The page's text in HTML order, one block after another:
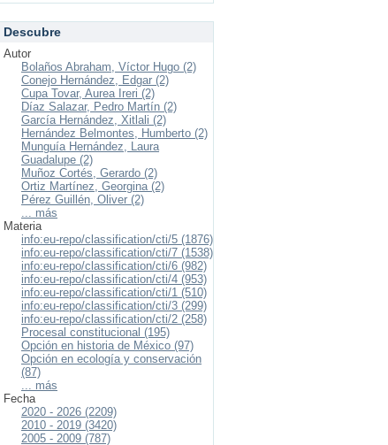
Descubre
Autor
Bolaños Abraham, Víctor Hugo (2)
Conejo Hernández, Edgar (2)
Cupa Tovar, Aurea Ireri (2)
Díaz Salazar, Pedro Martín (2)
García Hernández, Xitlali (2)
Hernández Belmontes, Humberto (2)
Munguía Hernández, Laura
Guadalupe (2)
Muñoz Cortés, Gerardo (2)
Ortiz Martínez, Georgina (2)
Pérez Guillén, Oliver (2)
... más
Materia
info:eu-repo/classification/cti/5 (1876)
info:eu-repo/classification/cti/7 (1538)
info:eu-repo/classification/cti/6 (982)
info:eu-repo/classification/cti/4 (953)
info:eu-repo/classification/cti/1 (510)
info:eu-repo/classification/cti/3 (299)
info:eu-repo/classification/cti/2 (258)
Procesal constitucional (195)
Opción en historia de México (97)
Opción en ecología y conservación
(87)
... más
Fecha
2020 - 2026 (2209)
2010 - 2019 (3420)
2005 - 2009 (787)